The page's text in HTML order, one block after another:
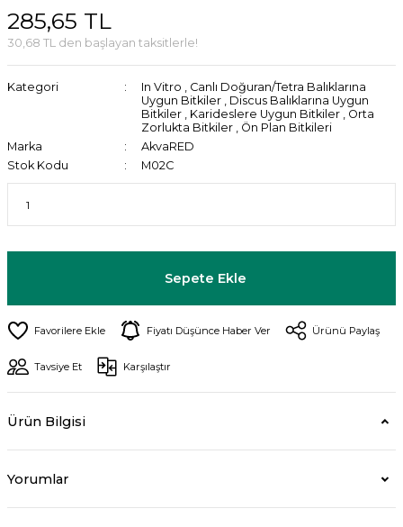
285,65 TL
30,68 TL den başlayan taksitlerle!
Kategori In Vitro , Canlı Doğuran/Tetra Balıklarına
Uygun Bitkiler , Discus Balıklarına Uygun
Bitkiler , Karideslere Uygun Bitkiler , Orta
Zorlukta Bitkiler , Ön Plan Bitkileri
Marka
AkvaRED
Stok Kodu
M02C
Sepete Ekle
Fiyatı Düşünce Haber Ver Ürünü Paylaş
Tavsiye Et Karşılaştır
Ürün Bilgisi
Yorumlar